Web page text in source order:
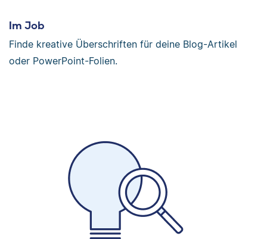
Im Job
Finde kreative Überschriften für deine Blog-Artikel
oder PowerPoint-Folien.